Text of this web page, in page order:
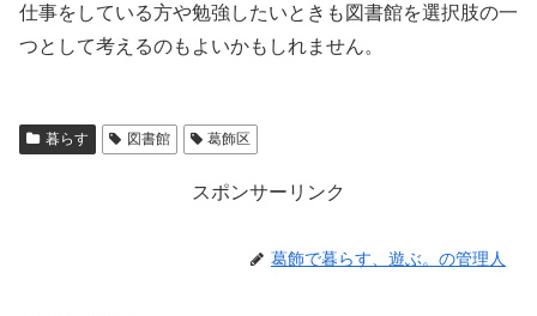
仕事をしている方や勉強したいときも図書館を選択肢の一
つとして考えるのもよいかもしれません。
暮らす 図書館 葛飾区
スポンサーリンク
葛飾で暮らす、遊ぶ。の管理人